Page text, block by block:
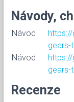
Návody,
Návod
Návod
Recenze